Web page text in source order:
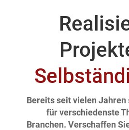
Bereits seit vielen
für verschiedenste
Branchen. Verschaffen